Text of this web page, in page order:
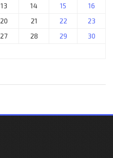
13 14 15
16
20 21 22
23
27 28 29
30